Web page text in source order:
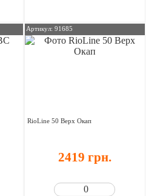
Артикул: 91685
RioLine 50 Верх Окап
2419 грн.